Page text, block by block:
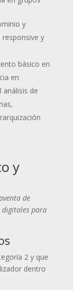
y
y
básico en
en
análisis de
y
de
digitales para
2 y que
dentro